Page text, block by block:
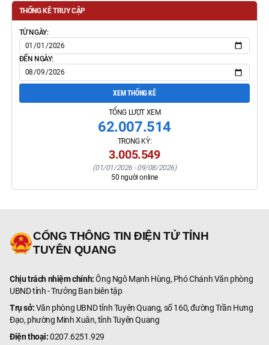
THỐNG KÊ TRUY CẬP
TỪ NGÀY:
ĐẾN NGÀY:
XEM THỐNG KÊ
TỔNG LƯỢT XEM
62.007.514
TRONG KỲ:
3.005.549
(01/01/2026 -09/08/2026)
50 người online
CỔNG THÔNG TIN ĐIỆN TỬ TỈNH
TUYÊN QUANG
Chịu trách nhiệm chính:Ông Ngô Mạnh Hùng, Phó Chánh Văn phòng
UBND tỉnh - Trưởng Ban biên tập
Trụ sở:Văn phòng UBND tỉnh Tuyên Quang, số 160, đường Trần Hưng
Đạo, phường Minh Xuân, tỉnh Tuyên Quang
Điện thoại:0207.6251.929